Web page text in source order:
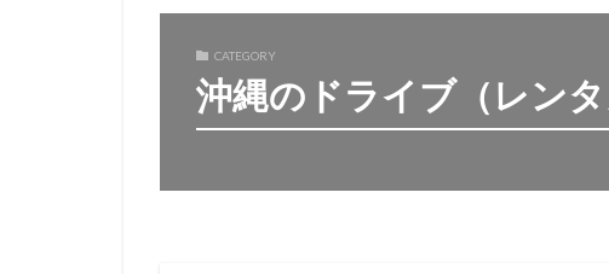
CATEGORY
沖縄のドライブ（レンタ